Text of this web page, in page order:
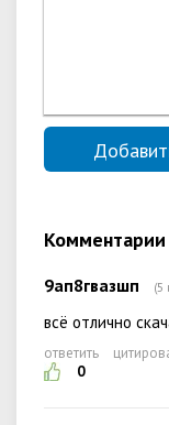
Комментарии
9ап8гвазшп (5
всё отлично
ответить
0